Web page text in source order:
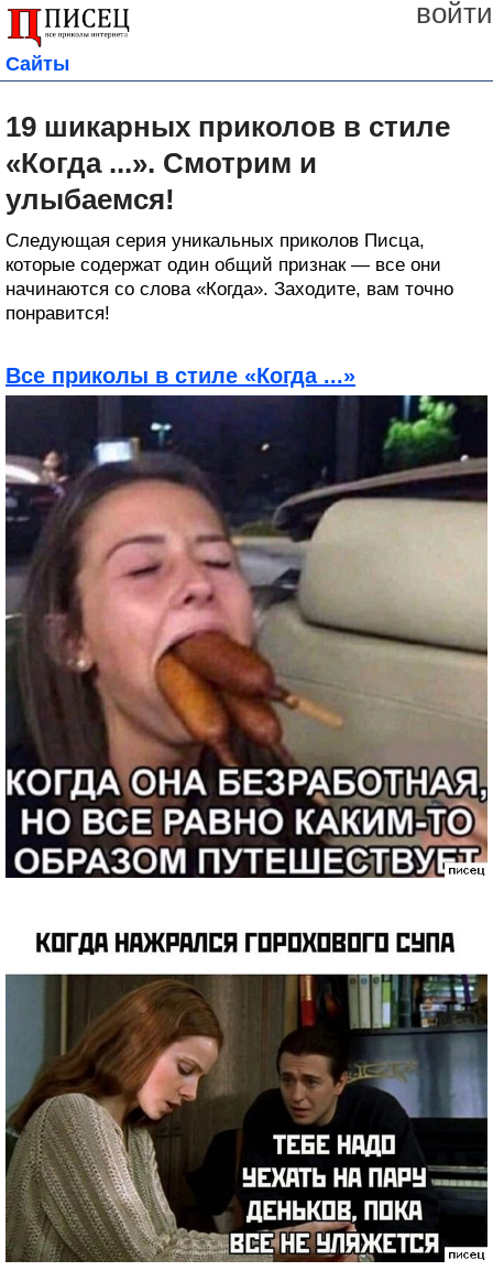
войти
Сайты
19 шикарных приколов в стиле
«Когда ...». Смотрим и
улыбаемся!
Следующая серия уникальных приколов Писца,
которые содержат один общий признак — все они
начинаются со слова «Когда». Заходите, вам точно
понравится!
Все приколы в стиле «Когда ...»